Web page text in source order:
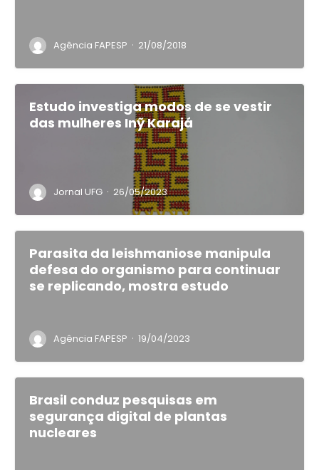
Agência FAPESP · 21/08/2018
Estudo investiga modos de se vestir
das mulheres Inỹ Karajá
Jornal UFG · 26/05/2023
Parasita da leishmaniose manipula
defesa do organismo para continuar
se replicando, mostra estudo
Agência FAPESP · 19/04/2023
Brasil conduz pesquisas em
segurança digital de plantas
nucleares